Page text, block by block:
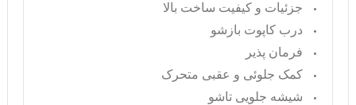
جزئیات و کیفیت ساخت بالا
درب کاپوت بازشو
فرمان پذیر
کمک جلوئی و عقبی متحرک
شیشه جلویی تاشو